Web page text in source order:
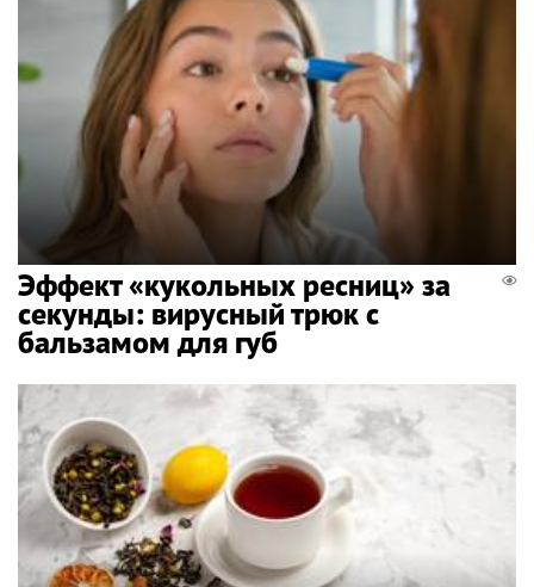
Эффект «кукольных ресниц» за
секунды: вирусный трюк с
бальзамом для губ